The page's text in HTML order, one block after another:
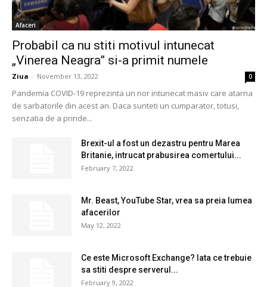
Afaceri
Probabil ca nu stiti motivul intunecat
„Vinerea Neagra” si-a primit numele
Ziua - November 13, 2022 0
Pandemia COVID-19 reprezinta un nor intunecat masiv care atarna
de sarbatorile din acest an. Daca sunteti un cumparator, totusi,
senzatia de a prinde...
Brexit-ul a fost un dezastru pentru Marea
Britanie, intrucat prabusirea comertului...
February 7, 2022
Mr. Beast, YouTube Star, vrea sa preia lumea
afacerilor
May 12, 2022
Ce este Microsoft Exchange? Iata ce trebuie
sa stiti despre serverul...
February 9, 2022